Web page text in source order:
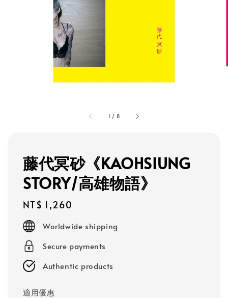
1 / 8
藤代冥砂《KAOHSIUNG
STORY/高雄物語》
Regular
price
NT$ 1,260
Worldwide shipping
Secure payments
Authentic products
適用優惠